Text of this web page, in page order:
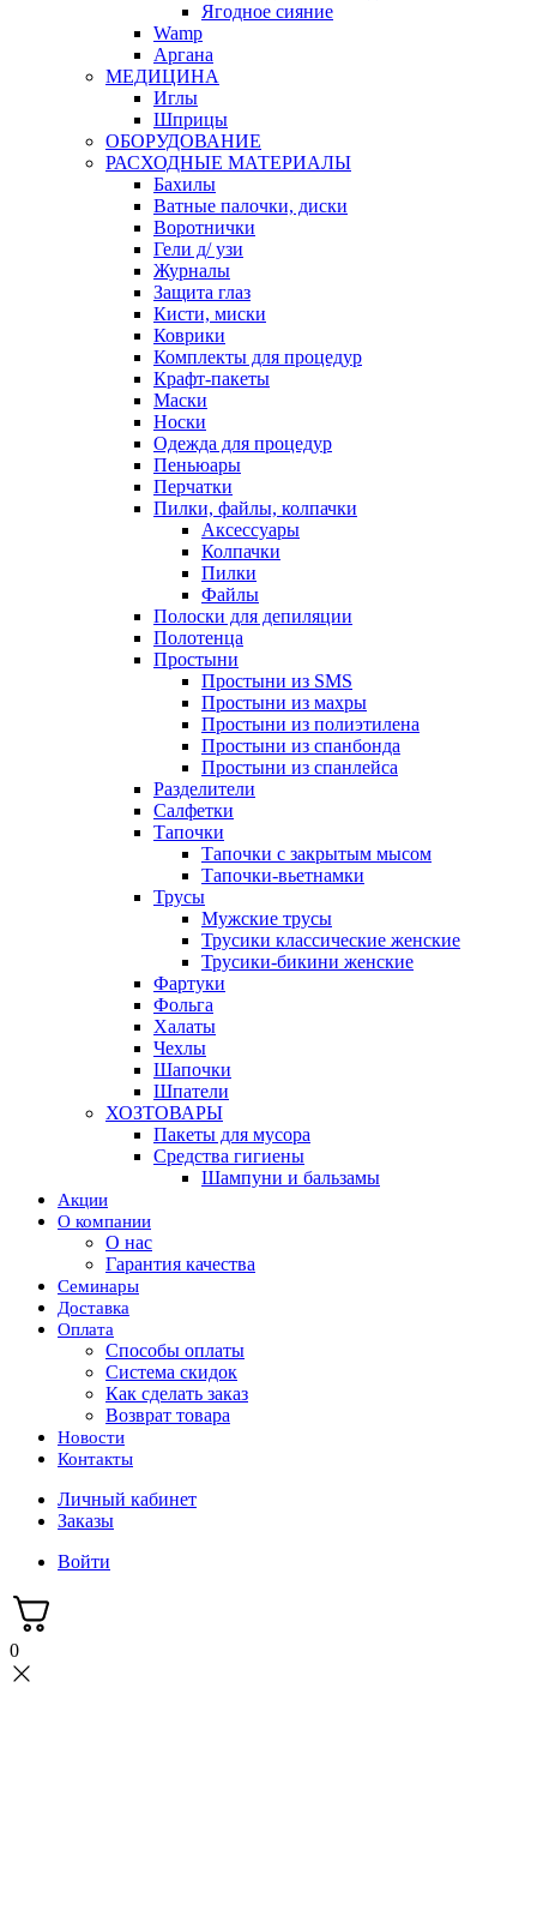
Ягодное сияние
Wamp
Аргана
МЕДИЦИНА
Иглы
Шприцы
ОБОРУДОВАНИЕ
РАСХОДНЫЕ МАТЕРИАЛЫ
Бахилы
Ватные палочки, диски
Воротнички
Гели д/ узи
Журналы
Защита глаз
Кисти, миски
Коврики
Комплекты для процедур
Крафт-пакеты
Маски
Носки
Одежда для процедур
Пеньюары
Перчатки
Пилки, файлы, колпачки
Аксессуары
Колпачки
Пилки
Файлы
Полоски для депиляции
Полотенца
Простыни
Простыни из SMS
Простыни из махры
Простыни из полиэтилена
Простыни из спанбонда
Простыни из спанлейса
Разделители
Салфетки
Тапочки
Тапочки с закрытым мысом
Тапочки-вьетнамки
Трусы
Мужские трусы
Трусики классические женские
Трусики-бикини женские
Фартуки
Фольга
Халаты
Чехлы
Шапочки
Шпатели
ХОЗТОВАРЫ
Пакеты для мусора
Средства гигиены
Шампуни и бальзамы
Акции
О компании
О нас
Гарантия качества
Семинары
Доставка
Оплата
Способы оплаты
Система скидок
Как сделать заказ
Возврат товара
Новости
Контакты
Личный кабинет
Заказы
Войти
0